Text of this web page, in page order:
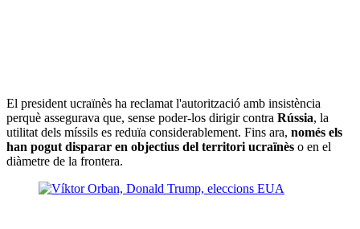
El president ucraïnès ha reclamat l'autorització amb insistència
perquè assegurava que, sense poder-los dirigir contra Rússia, la
utilitat dels míssils es reduïa considerablement. Fins ara, només els
han pogut disparar en objectius del territori ucraïnès o en el
diàmetre de la frontera.